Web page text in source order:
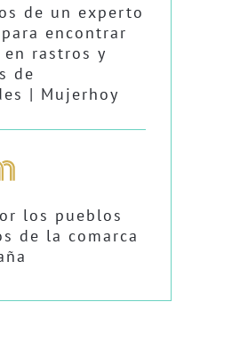
de un experto
encontrar
rastros y
de
| Mujerhoy
los pueblos
de la comarca